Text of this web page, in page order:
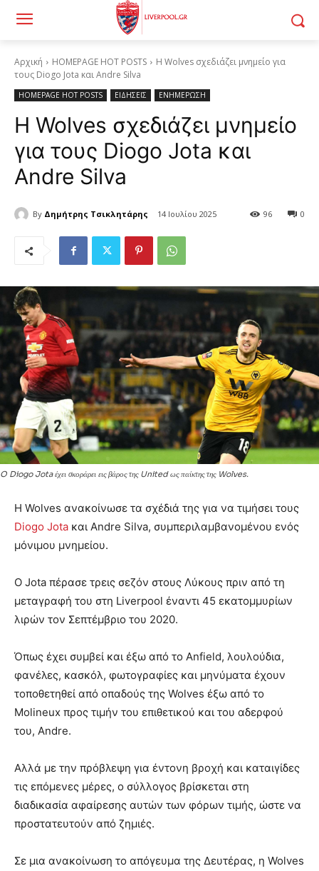
Αρχική HOMEPAGE HOT POSTS
Η Wolves σχεδιάζει μνημείο για
τους Diogo Jota και Andre Silva
HOMEPAGE HOT POSTS ΕΙΔΗΣΕΙΣ ΕΝΗΜΕΡΩΣΗ
Η Wolves σχεδιάζει μνημείο
για τους Diogo Jota και
Andre Silva
By Δημήτρης Τσικλητάρης 14 Ιουλίου 2025 0
96
O Diogo Jota έχει σκοράρει εις βάρος της United ως παίκτης της Wolves.
Η Wolves ανακοίνωσε τα σχέδιά της για να τιμήσει τους
Diogo Jota και Andre Silva, συμπεριλαμβανομένου ενός
μόνιμου μνημείου.
Ο Jota πέρασε τρεις σεζόν στους Λύκους πριν από τη
μεταγραφή του στη Liverpool έναντι 45 εκατομμυρίων
λιρών τον Σεπτέμβριο του 2020.
Όπως έχει συμβεί και έξω από το Anfield, λουλούδια,
φανέλες, κασκόλ, φωτογραφίες και μηνύματα έχουν
τοποθετηθεί από οπαδούς της Wolves έξω από το
Molineux προς τιμήν του επιθετικού και του αδερφού
του, Andre.
Αλλά με την πρόβλεψη για έντονη βροχή και καταιγίδες
τις επόμενες μέρες, ο σύλλογος βρίσκεται στη
διαδικασία αφαίρεσης αυτών των φόρων τιμής, ώστε να
προστατευτούν από ζημιές.
Σε μια ανακοίνωση το απόγευμα της Δευτέρας, η Wolves